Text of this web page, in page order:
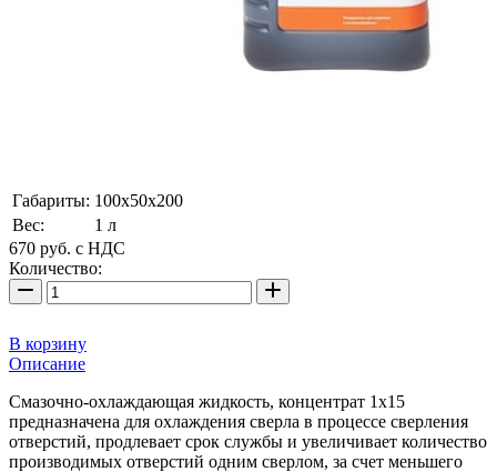
Габариты: 100х50х200
Вес:
1 л
670 руб. с НДС
Количество:
В корзину
Описание
Смазочно-охлаждающая жидкость, концентрат 1х15
предназначена для охлаждения сверла в процессе сверления
отверстий, продлевает срок службы и увеличивает количество
производимых отверстий одним сверлом, за счет меньшего